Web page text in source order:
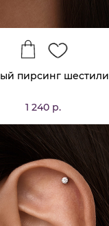
пирсинг
1 240 р.